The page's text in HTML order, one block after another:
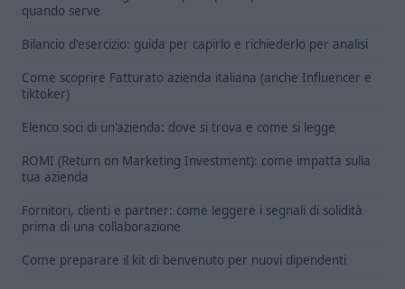
quando serve
Bilancio d'esercizio: guida per capirlo e richiederlo per analisi
Come scoprire Fatturato azienda italiana (anche Influencer e
tiktoker)
Elenco soci di un'azienda: dove si trova e come si legge
ROMI (Return on Marketing Investment): come impatta sulla
tua azienda
Fornitori, clienti e partner: come leggere i segnali di solidità
prima di una collaborazione
Come preparare il kit di benvenuto per nuovi dipendenti